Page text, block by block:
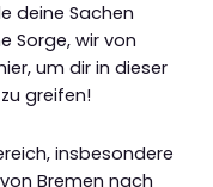
deine Sachen
Sorge, wir von
um dir in dieser
greifen!
insbesondere
Bremen nach